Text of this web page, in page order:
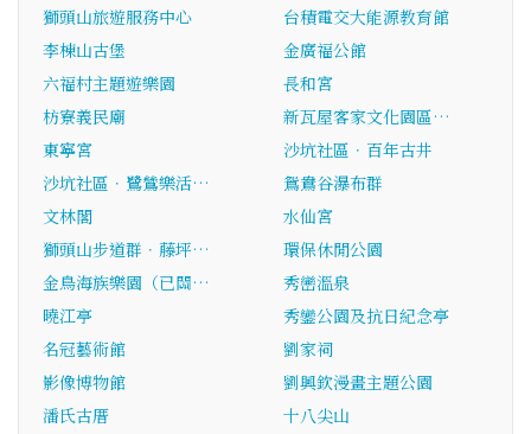
獅頭山旅遊服務中心
台積電交大能源教育館
李棟山古堡
金廣福公館
六福村主題遊樂園
長和宮
枋寮義民廟
新瓦屋客家文化園區…
東寧宮
沙坑社區．百年古井
沙坑社區．鷺鷥樂活…
鴛鴦谷瀑布群
文林閣
水仙宮
獅頭山步道群．藤坪…
環保休閒公園
金鳥海族樂園（已關…
秀巒溫泉
曉江亭
秀鑾公園及抗日紀念亭
名冠藝術館
劉家祠
影像博物館
劉興欽漫畫主題公園
潘氏古厝
十八尖山